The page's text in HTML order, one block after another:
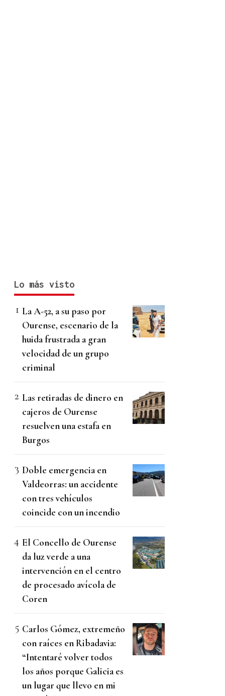
Lo más visto
La A-52, a su paso por
Ourense, escenario de la
huida frustrada a gran
velocidad de un grupo
criminal
Las retiradas de dinero en
cajeros de Ourense
resuelven una estafa en
Burgos
Doble emergencia en
Valdeorras: un accidente
con tres vehículos
coincide con un incendio
El Concello de Ourense
da luz verde a una
intervención en el centro
de procesado avícola de
Coren
Carlos Gómez, extremeño
con raíces en Ribadavia:
“Intentaré volver todos
los años porque Galicia es
un lugar que llevo en mi